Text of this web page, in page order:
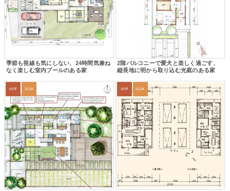
季節も視線も気にしない、24時間気兼ね
なく楽しむ室内プールのある家
2階バルコニーで愛犬と楽しく過ごす、
縦長地に明から取り込む光庭のある家
43坪 3LDK 45坪 6LDK